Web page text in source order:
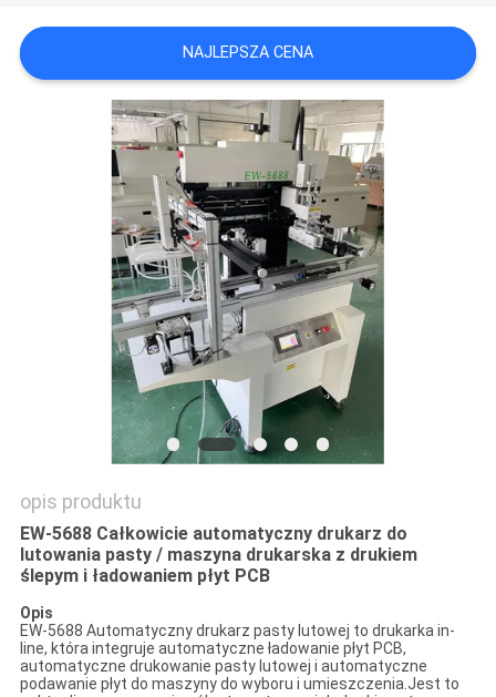
POLITYKA
PRYWATNOŚCI
NAJLEPSZA CENA
opis produktu
EW-5688 Całkowicie automatyczny drukarz do
lutowania pasty / maszyna drukarska z drukiem
ślepym i ładowaniem płyt PCB
Opis
EW-5688 Automatyczny drukarz pasty lutowej to drukarka in-
line, która integruje automatyczne ładowanie płyt PCB,
automatyczne drukowanie pasty lutowej i automatyczne
podawanie płyt do maszyny do wyboru i umieszczenia.Jest to